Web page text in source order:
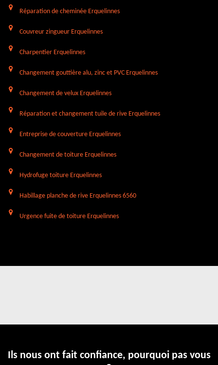
Réparation de cheminée Erquelinnes
Couvreur zingueur Erquelinnes
Charpentier Erquelinnes
Changement gouttière alu, zinc et PVC Erquelinnes
Changement de velux Erquelinnes
Réparation et changement tuile de rive Erquelinnes
Entreprise de couverture Erquelinnes
Changement de toiture Erquelinnes
Hydrofuge toiture Erquelinnes
Habillage planche de rive Erquelinnes 6560
Urgence fuite de toiture Erquelinnes
Ils nous ont fait confiance, pourquoi pas vous